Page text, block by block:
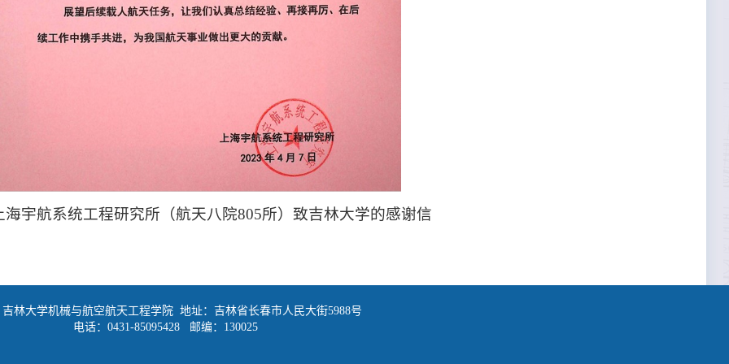
海宇航系统工程研究所（航天八院805所）致吉林大学的感谢信
吉林大学机械与航空航天工程学院 地址：吉林省长春市人民大街5988号
电话：0431-85095428 邮编：130025